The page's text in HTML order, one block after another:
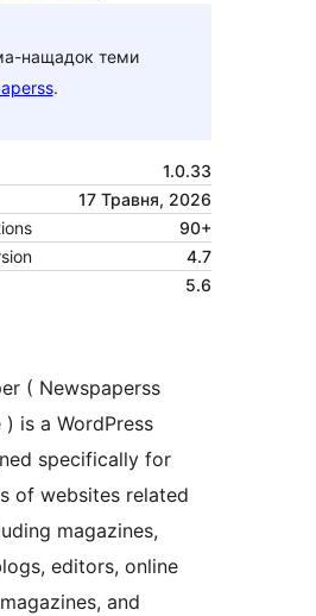
нащадок теми
.
1.0.33
17 Травня, 2026
90+
4.7
5.6
( Newspaperss
) is a WordPress
specifically for
of websites related
magazines,
editors, online
and